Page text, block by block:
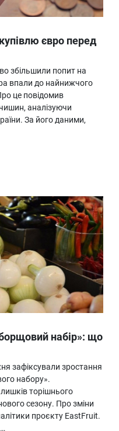
євро перед
збільшили попит на
впали до найнижчого
це повідомив
аналізуючи
За його даними,
набір»: що
зафіксували зростання
набору».
торішнього
сезону. Про зміни
проєкту EastFruit.